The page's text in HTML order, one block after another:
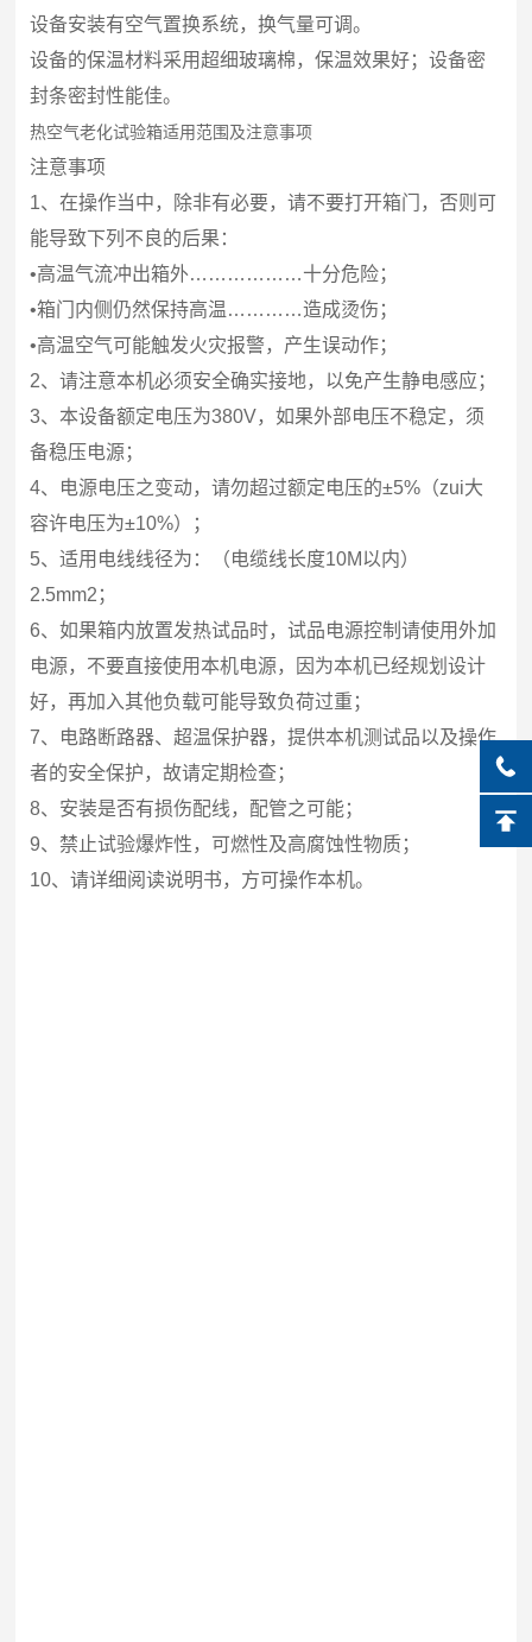
设备安装有空气置换系统，换气量可调。
设备的保温材料采用超细玻璃棉，保温效果好；设备密
封条密封性能佳。
热空气老化试验箱适用范围及注意事项
注意事项
1、在操作当中，除非有必要，请不要打开箱门，否则可
能导致下列不良的后果：
•高温气流冲出箱外………………十分危险；
•箱门内侧仍然保持高温…………造成烫伤；
•高温空气可能触发火灾报警，产生误动作；
2、请注意本机必须安全确实接地，以免产生静电感应；
3、本设备额定电压为380V，如果外部电压不稳定，须
备稳压电源；
4、电源电压之变动，请勿超过额定电压的±5%（zui大
容许电压为±10%）；
5、适用电线线径为：（电缆线长度10M以内）
2.5mm2；
6、如果箱内放置发热试品时，试品电源控制请使用外加
电源，不要直接使用本机电源，因为本机已经规划设计
好，再加入其他负载可能导致负荷过重；
7、电路断路器、超温保护器，提供本机测试品以及操作
者的安全保护，故请定期检查；
8、安装是否有损伤配线，配管之可能；
9、禁止试验爆炸性，可燃性及高腐蚀性物质；
10、请详细阅读说明书，方可操作本机。